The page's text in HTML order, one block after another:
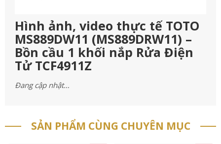
Hình ảnh, video thực tế TOTO
MS889DW11 (MS889DRW11) –
Bồn cầu 1 khối nắp Rửa Điện
Tử TCF4911Z
Đang cập nhật…
SẢN PHẨM CÙNG CHUYÊN MỤC